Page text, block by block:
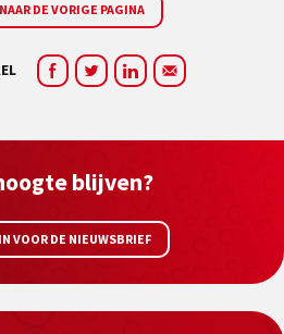
DE VORIGE PAGINA
blijven?
VOOR DE NIEUWSBRIEF